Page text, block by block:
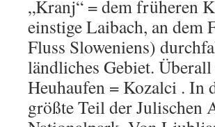
„Kranj“ = dem früheren
einstige Laibach, an dem
Fluss Sloweniens)
ländliches Gebiet.
Heuhaufen = Kozalci . In
größte Teil der Julischen